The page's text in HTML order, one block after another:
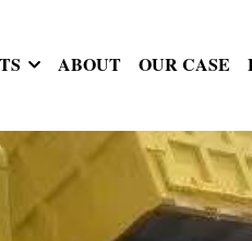
ABOUT OUR CASE